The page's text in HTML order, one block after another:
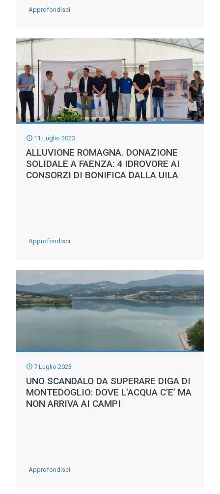
Approfondisci-
BISOGNO
SCELTE
CONCRETE
PER
DIFENDERSI
DI
SICCITA’
ED
11 Luglio 2023
ALLUVIONE ROMAGNA. DONAZIONE
SOLIDALE A FAENZA: 4 IDROVORE AI
CONSORZI DI BONIFICA DALLA UILA
Approfondisci-
ROMAGNA.
DONAZIONE
SOLIDALE
CONSORZI
DI
7 Luglio 2023
UNO SCANDALO DA SUPERARE DIGA DI
MONTEDOGLIO: DOVE L’ACQUA C’E’ MA
NON ARRIVA AI CAMPI
Approfondisci-